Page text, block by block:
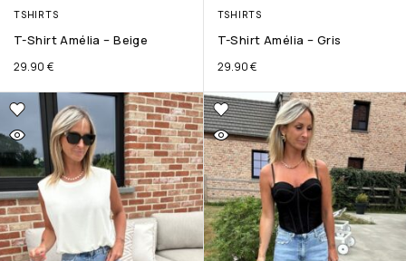
TSHIRTS
T-Shirt Amélia – Beige
29.90 €
TSHIRTS
T-Shirt Amélia – Gris
29.90€